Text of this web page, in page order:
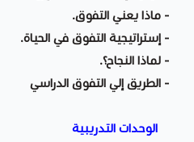
- ماذا يعني التفوق.
- إستراتيجية التفوق في الحياة.
- لماذا النجاح؟.
- الطريق إلي التفوق الدراسي
الوحدات التدريبية